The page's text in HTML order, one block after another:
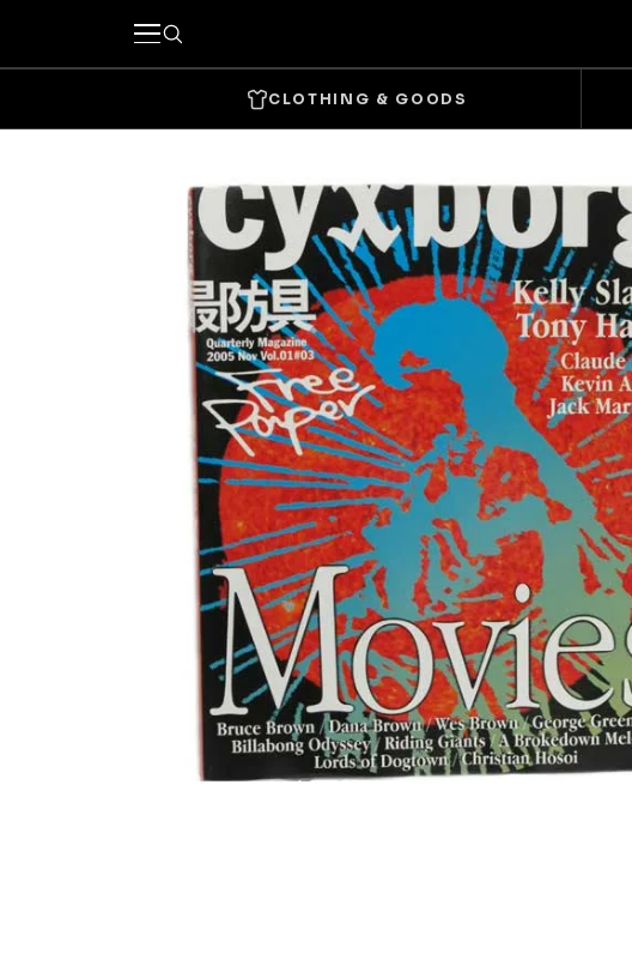
カテゴリーから探す
CLOTHING & GOODS
Bottoms
Bags & Pouches
Accessories & Goods
Decks
Parts & Accessories
Skate Bags & Cases Tools & Maintenance
MEDIA & PROJECTS
Projects & Events
CLOTHING & GOODS